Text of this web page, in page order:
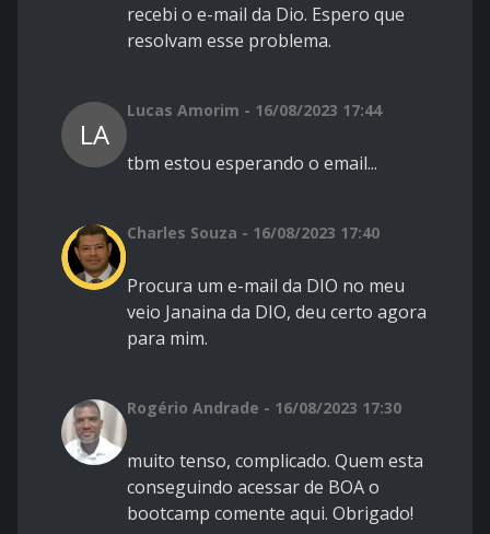
recebi o e-mail da Dio. Espero que
resolvam esse problema.
LA
Lucas Amorim - 16/08/2023 17:44
tbm estou esperando o email...
Charles Souza - 16/08/2023 17:40
Procura um e-mail da DIO no meu
veio Janaina da DIO, deu certo agora
para mim.
Rogério Andrade - 16/08/2023 17:30
muito tenso, complicado. Quem esta
conseguindo acessar de BOA o
bootcamp comente aqui. Obrigado!